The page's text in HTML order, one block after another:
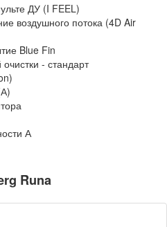
ДУ (I FEEL)
воздушного потока (4D Air
Blue Fin
- стандарт
А
Runa